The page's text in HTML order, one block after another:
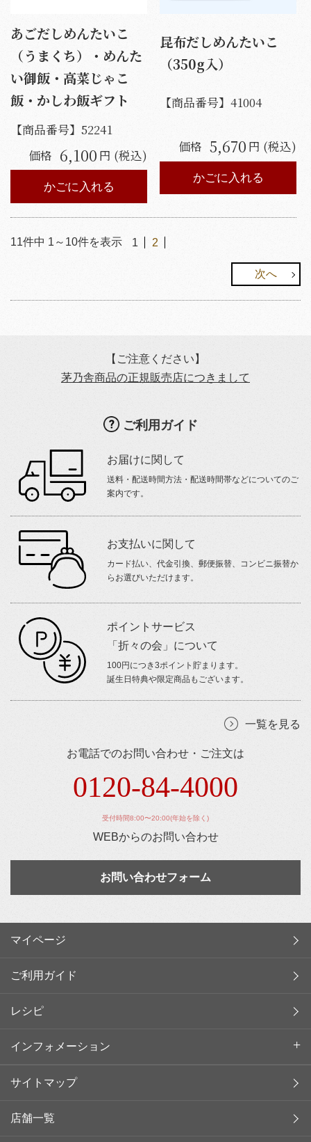
あごだしめんたいこ
（うまくち）・めんた
い御飯・高菜じゃこ
飯・かしわ飯ギフト
【商品番号】 52241
価格 6,100 円 (税込)
かごに入れる
昆布だしめんたいこ
（350g入）
【商品番号】41004
価格 5,670 円 (税込)
かごに入れる
11件中 1 ～ 10件を表示 1 2
次へ
【ご注意ください】
茅乃舎商品の正規販売店につきまして
ご利用ガイド
お届けに関して
送料・配送時間方法・配送時間帯などについてのご
案内です。
お支払いに関して
カード払い、代金引換、郵便振替、コンビニ振替か
らお選びいただけます。
ポイントサービス
「折々の会」について
100円につき3ポイント貯まります。
誕生日特典や限定商品もございます。
一覧を見る
お電話でのお問い合わせ・ご注文は
0120-84-4000
受付時間8:00〜20:00(年始を除く)
WEBからのお問い合わせ
お問い合わせフォーム
マイページ
ご利用ガイド
レシピ
インフォメーション
サイトマップ
店舗一覧